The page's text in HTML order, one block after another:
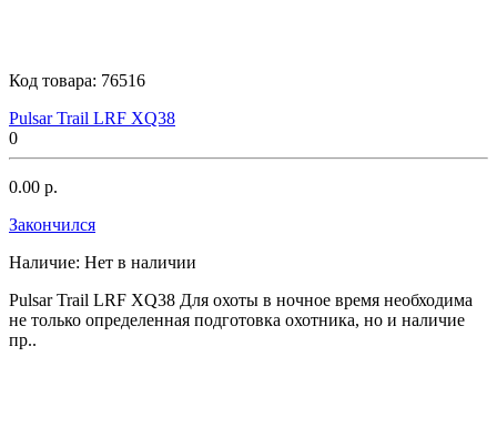
Код товара: 76516
Pulsar Trail LRF XQ38
0
0.00 р.
Закончился
Наличие: Нет в наличии
Pulsar Trail LRF XQ38 Для охоты в ночное время необходима
не только определенная подготовка охотника, но и наличие
пр..